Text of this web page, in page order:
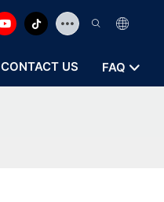
CONTACT US FAQ